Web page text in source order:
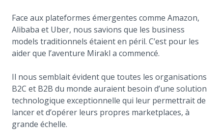
Face aux plateformes émergentes comme Amazon,
Alibaba et Uber, nous savions que les business
models traditionnels étaient en péril. C’est pour les
aider que l’aventure Mirakl a commencé.
Il nous semblait évident que toutes les organisations
B2C et B2B du monde auraient besoin d’une solution
technologique exceptionnelle qui leur permettrait de
lancer et d’opérer leurs propres marketplaces, à
grande échelle.